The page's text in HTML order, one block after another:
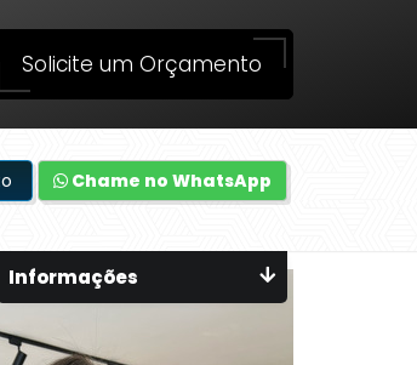
Solicite um Orçamento
Chame no WhatsApp
Informações